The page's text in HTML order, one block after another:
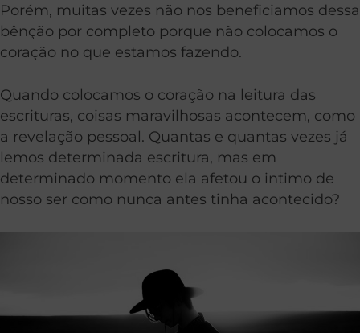
Porém, muitas vezes não nos beneficiamos dessa
bênção por completo porque não colocamos o
coração no que estamos fazendo.
Quando colocamos o coração na leitura das
escrituras, coisas maravilhosas acontecem, como
a revelação pessoal. Quantas e quantas vezes já
lemos determinada escritura, mas em
determinado momento ela afetou o intimo de
nosso ser como nunca antes tinha acontecido?